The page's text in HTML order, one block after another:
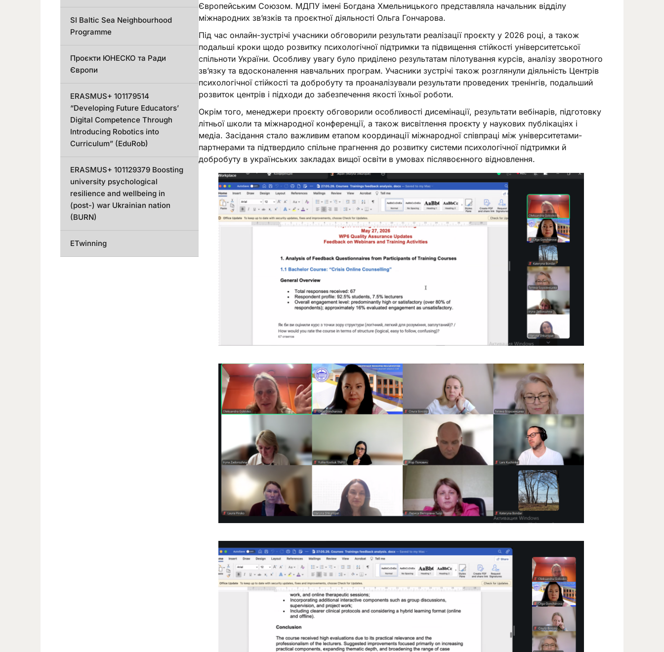
Європейським Союзом. МДПУ імені Богдана Хмельницького представляла начальник відділу
міжнародних зв’язків та проєктної діяльності Ольга Гончарова.
Під час онлайн-зустрічі учасники обговорили результати реалізації проєкту у 2026 році, а також
подальші кроки щодо розвитку психологічної підтримки та підвищення стійкості університетської
спільноти України. Особливу увагу було приділено результатам пілотування курсів, аналізу зворотного
зв’язку та вдосконалення навчальних програм. Учасники зустрічі також розглянули діяльність Центрів
психологічної стійкості та добробуту та проаналізували результати проведених тренінгів, подальший
розвиток центрів і підходи до забезпечення якості їхньої роботи.
Окрім того, менеджери проєкту обговорили особливості дисемінації, результати вебінарів, підготовку
літньої школи та міжнародної конференції, а також висвітлення проєкту у наукових публікаціях і
медіа. Засідання стало важливим етапом координації міжнародної співпраці між університетами-
партнерами та підтвердило спільне прагнення до розвитку системи психологічної підтримки й
добробуту в українських закладах вищої освіти в умовах післявоєнного відновлення.
SI Baltic Sea Neighbourhood
Programme
Проєкти ЮНЕСКО та Ради
Європи
ERASMUS+ 101179514
“Developing Future Educators’
Digital Competence Through
Introducing Robotics into
Curriculum” (EduRob)
ERASMUS+ 101129379 Boosting
university psychological
resilience and wellbeing in
(post-) war Ukrainian nation
(BURN)
ETwinning